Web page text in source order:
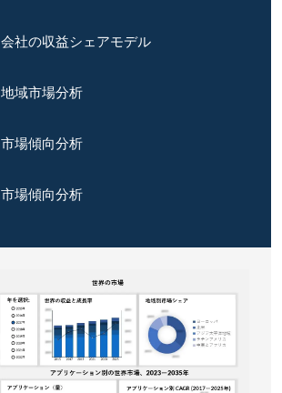
会社の収益シェアモデル
地域市場分析
市場傾向分析
市場傾向分析